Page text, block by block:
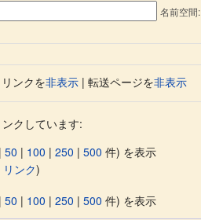
名前空間:
ンクを非表示| 転送ページを非表示
クしています:
|50 | 100 |250 |500 件) を表示
ンク)
|50 | 100 |250 |500 件) を表示